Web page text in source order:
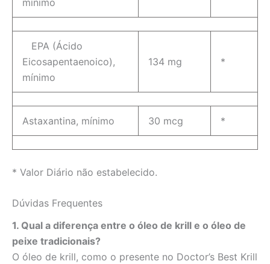
EPA (Ácido
Eicosapentaenoico),
mínimo
134 mg *
Astaxantina, mínimo 30 mcg *
* Valor Diário não estabelecido.
Dúvidas Frequentes
1. Qual a diferença entre o óleo de krill e o óleo de
peixe tradicionais?
O óleo de krill, como o presente no Doctor’s Best Krill